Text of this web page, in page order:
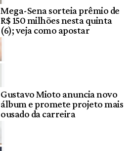
Mega-Sena sorteia prêmio de
R$ 150 milhões nesta quinta
(6); veja como apostar
Gustavo Mioto anuncia novo
álbum e promete projeto mais
ousado da carreira